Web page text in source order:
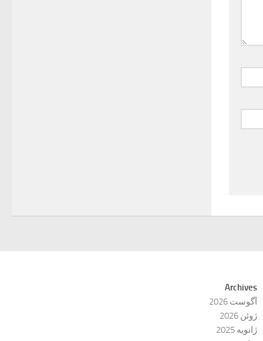
Archives
آگوست 2026
ژوئن 2026
ژانویه 2025